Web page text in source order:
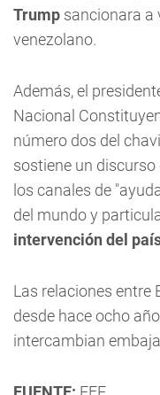
Trump sancionara a
venezolano.
Además, el
Nacional
número dos del
sostiene un
los canales de
del mundo y
intervención del
Las relaciones entre
desde hace ocho
intercambian